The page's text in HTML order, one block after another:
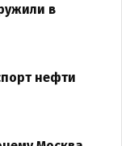
в
нефти